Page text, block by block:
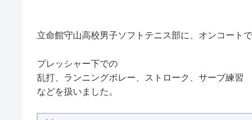
立命館守山高校男子ソフトテニス部に、オンコート
プレッシャー下での
乱打、ランニングボレー、ストローク、サーブ練習
などを扱いました。